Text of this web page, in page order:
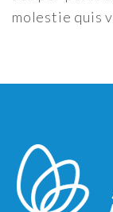
molestie quis